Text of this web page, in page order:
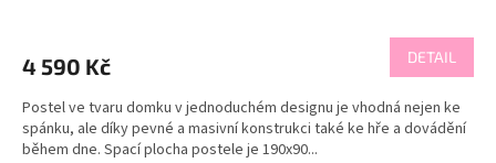
4 590 Kč DETAIL
Postel ve tvaru domku v jednoduchém designu je vhodná nejen ke
spánku, ale díky pevné a masivní konstrukci také ke hře a dovádění
během dne. Spací plocha postele je 190x90...